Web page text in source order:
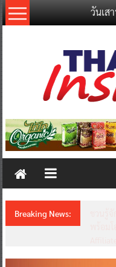
Skip
to
วันเส
Thailand
New
Breaking News: